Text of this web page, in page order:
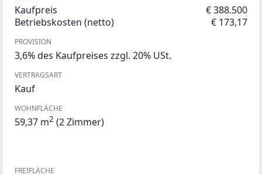
Kaufpreis
€ 388.500
Betriebskosten (netto)
€ 173,17
PROVISION
3,6% des Kaufpreises zzgl. 20% USt.
VERTRAGSART
Kauf
WOHNFLÄCHE
59,37 m2 (2 Zimmer)
FREIFLÄCHE